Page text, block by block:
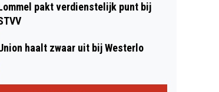
pakt verdienstelijk punt bij
haalt zwaar uit bij Westerlo